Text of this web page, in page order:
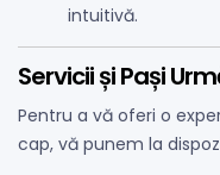
intuitivă.
Servicii și Pași
Pentru a vă oferi o
cap, vă punem la